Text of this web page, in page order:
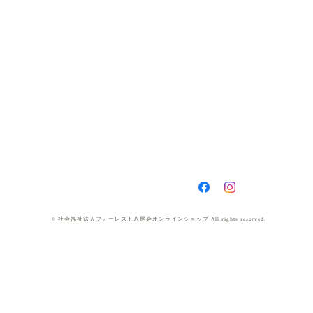
© 社会福祉法人フォーレスト八尾会オンラインショップ All rights reserved.